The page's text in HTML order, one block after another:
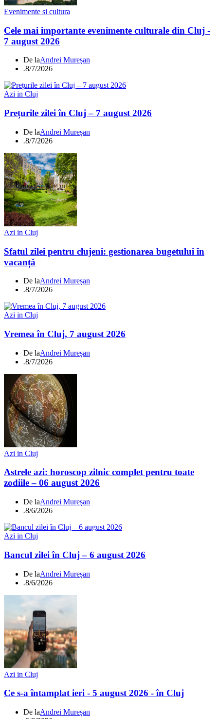
Evenimente si cultura
Cele mai importante evenimente culturale din Cluj -
7 august 2026
De laAndrei Mureșan
.8/7/2026
Azi in Cluj
Prețurile zilei în Cluj – 7 august 2026
De laAndrei Mureșan
.8/7/2026
Azi in Cluj
Sfatul zilei pentru clujeni: gestionarea bugetului în
vacanță
De laAndrei Mureșan
.8/7/2026
Azi in Cluj
Vremea în Cluj, 7 august 2026
De laAndrei Mureșan
.8/7/2026
Azi in Cluj
Astrele azi: horoscop zilnic complet pentru toate
zodiile – 06 august 2026
De laAndrei Mureșan
.8/6/2026
Azi in Cluj
Bancul zilei în Cluj – 6 august 2026
De laAndrei Mureșan
.8/6/2026
Azi in Cluj
Ce s-a întamplat ieri - 5 august 2026 - în Cluj
De laAndrei Mureșan